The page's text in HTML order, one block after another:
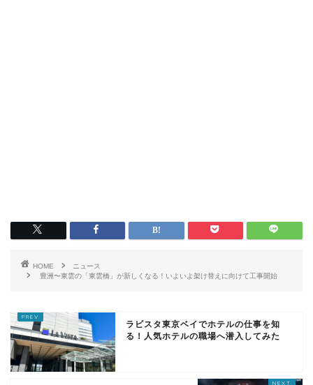
HOME
ニュース
豊洲〜東雲の「東雲橋」が新しくなる！いよいよ架け替えに向けて工事開始
ラビスタ東京ベイでホテルの仕事を知
る！人気ホテルの職場へ潜入してみた